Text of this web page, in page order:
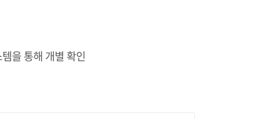
을 통해 개별 확인